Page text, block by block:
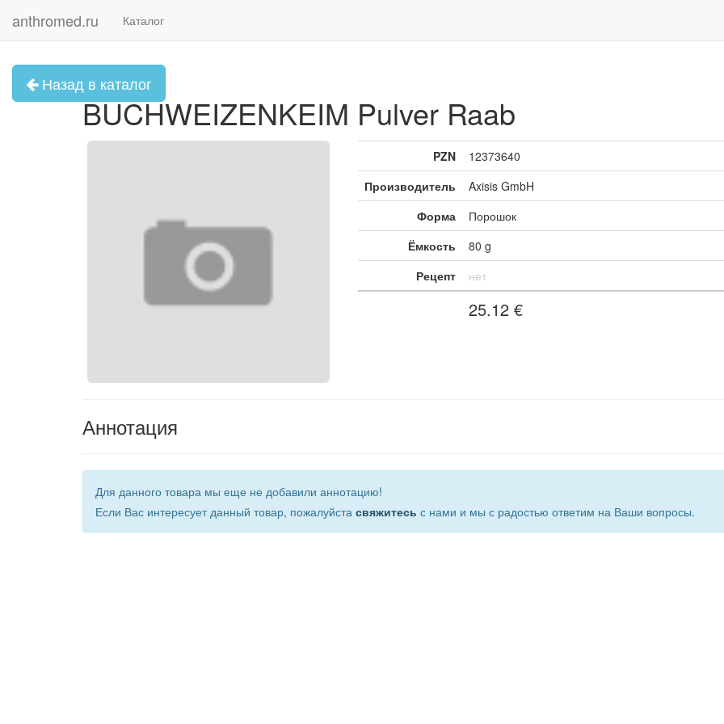
anthromed.ru Каталог
Назад в каталог
BUCHWEIZENKEIM Pulver Raab
PZN
12373640
Производитель
Axisis GmbH
Форма
Порошок
Ёмкость
80 g
Рецепт
нет
25.12 €
Аннотация
Для данного товара мы еще не добавили аннотацию!
Если Вас интересует данный товар, пожалуйста свяжитесь с нами и мы с радостью ответим на Ваши вопросы.